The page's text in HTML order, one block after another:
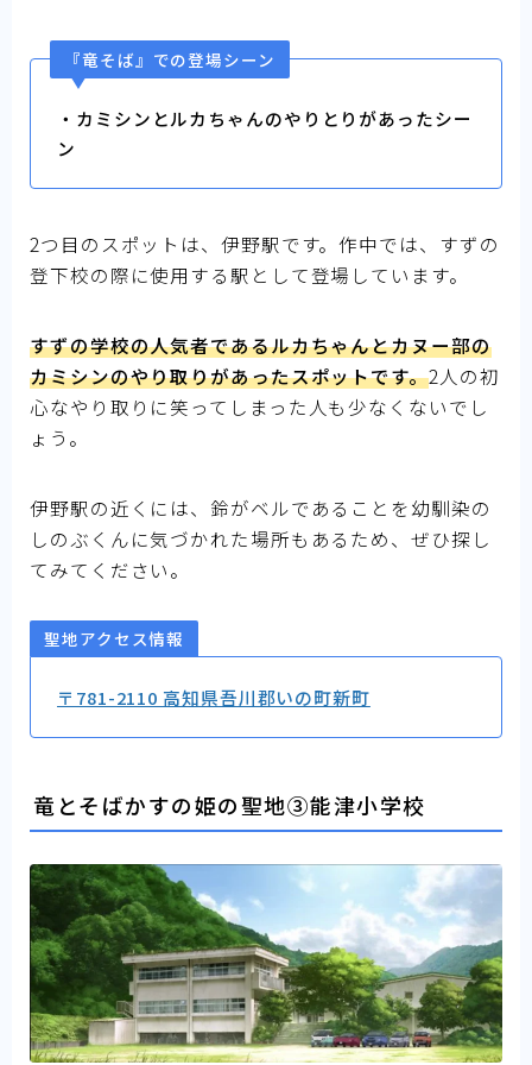
『竜そば』での登場シーン
・カミシンとルカちゃんのやりとりがあったシー
ン
2つ目のスポットは、伊野駅です。作中では、すずの
登下校の際に使用する駅として登場しています。
すずの学校の人気者であるルカちゃんとカヌー部の
カミシンのやり取りがあったスポットです。2人の初
心なやり取りに笑ってしまった人も少なくないでし
ょう。
伊野駅の近くには、鈴がベルであることを幼馴染の
しのぶくんに気づかれた場所もあるため、ぜひ探し
てみてください。
聖地アクセス情報
〒781-2110 高知県吾川郡いの町新町
竜とそばかすの姫の聖地③能津小学校